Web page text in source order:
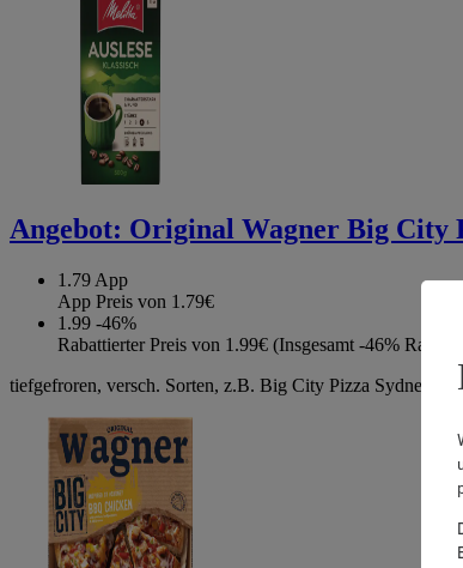
Angebot: Original Wagner Big City
1.79 App
App Preis von 1.79€
1.99 -46%
Rabattierter Preis von 1.99€ (Insgesamt -46% Rabatt)
tiefgefroren, versch. Sorten, z.B. Big City Pizza Sydney,